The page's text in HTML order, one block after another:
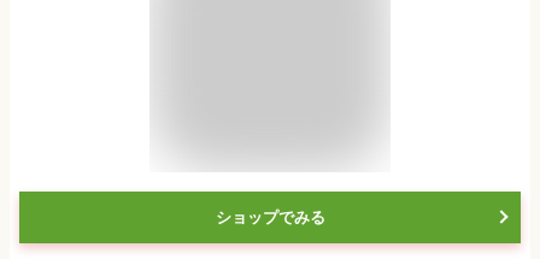
ショップでみる